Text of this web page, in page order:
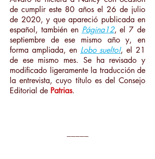
de cumplir este 80 años el 26 de julio
de 2020, y que apareció publicada en
español, también en Página12, el 7 de
septiembre de ese mismo año y, en
forma ampliada, en Lobo suelto!, el 21
de ese mismo mes. Se ha revisado y
modificado ligeramente la traducción de
la entrevista, cuyo título es del Consejo
Editorial de Patrias.